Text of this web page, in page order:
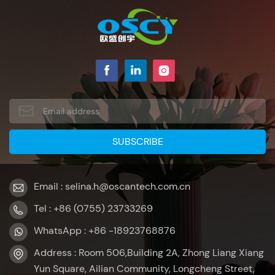
Email : selina.h@oscantech.com.cn
Tel : +86 (0755) 23733269
WhatsApp : +86 -18923768876
Address : Room 506,Building 2A, Zhong Liang Xiang
Yun Square, Ailian Community, Longcheng Street,